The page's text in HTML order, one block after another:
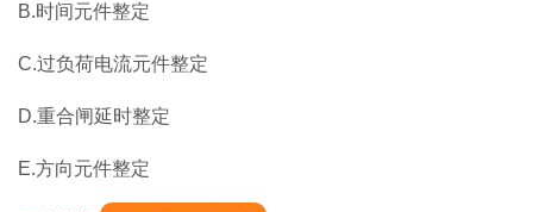
B.时间元件整定
C.过负荷电流元件整定
D.重合闸延时整定
E.方向元件整定